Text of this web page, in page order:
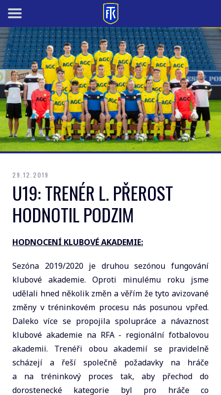
29.12.2019
U19: TRENÉR L. PŘEROST
HODNOTIL PODZIM
HODNOCENÍ KLUBOVÉ AKADEMIE:
Sezóna 2019/2020 je druhou sezónou fungování
klubové akademie. Oproti minulému roku jsme
udělali hned několik změn a věřím že tyto avizované
změny v tréninkovém procesu nás posunou vpřed.
Daleko více se propojila spolupráce a návaznost
klubové akademie na RFA - regionální fotbalovou
akademii. Trenéři obou akademií se pravidelně
scházejí a řeší společně požadavky na hráče
a na tréninkový proces tak, aby přechod do
dorostenecké kategorie byl pro hráče co